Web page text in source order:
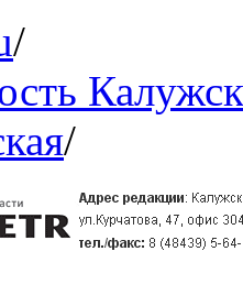
/
/